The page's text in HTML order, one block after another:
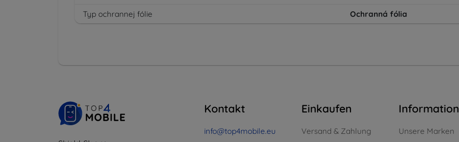
Typ ochrannej fólie
Ochranná fólia
Kontakt
info@top4mobile.eu
Einkaufen
Versand & Zahlung
Information
Unsere Marken